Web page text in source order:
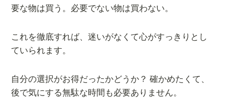
要な物は買う。必要でない物は買わない。
これを徹底すれば、迷いがなくて心がすっきりとし
ていられます。
自分の選択がお得だったかどうか？ 確かめたくて、
後で気にする無駄な時間も必要ありません。